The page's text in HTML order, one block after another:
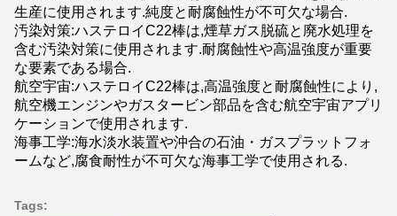
生産に使用されます.純度と耐腐蝕性が不可欠な場合.
汚染対策:ハステロイC22棒は,煙草ガス脱硫と廃水処理を
含む汚染対策に使用されます.耐腐蝕性や高温強度が重要
な要素である場合.
航空宇宙:ハステロイC22棒は,高温強度と耐腐蝕性により,
航空機エンジンやガスタービン部品を含む航空宇宙アプリ
ケーションで使用されます.
海事工学:海水淡水装置や沖合の石油・ガスプラットフォ
ームなど,腐食耐性が不可欠な海事工学で使用される.
Tags: